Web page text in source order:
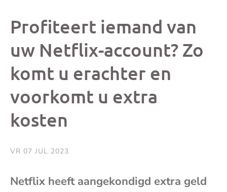
bericht
op
Facebook
bericht
op
bericht
Profiteert iemand van
uw Netflix-account? Zo
komt u erachter en
voorkomt u extra
kosten
VR 07 JUL 2023
Netflix heeft aangekondigd extra geld